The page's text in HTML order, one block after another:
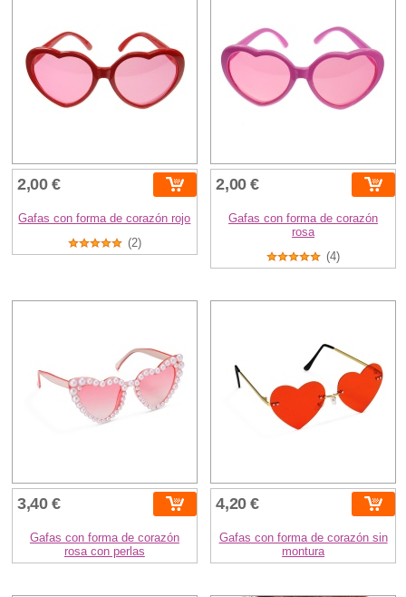
2,00 €
Gafas con forma de corazón rojo
(2)
2,00 €
Gafas con forma de corazón
rosa
(4)
3,40 €
Gafas con forma de corazón
rosa con perlas
4,20 €
Gafas con forma de corazón sin
montura